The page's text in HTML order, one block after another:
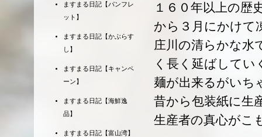
１６０年以上の歴
から３月にかけて
庄川の清らかな水
く長く延ばして
麺が出来るがいち
昔から包装紙に生
生産者の真心がこ
ますまる日記【パンフレ
ット】
ますまる日記【かぶらす
し】
ますまる日記【キャンペ
ーン】
ますまる日記【海鮮逸
品】
ますまる日記【富山湾】